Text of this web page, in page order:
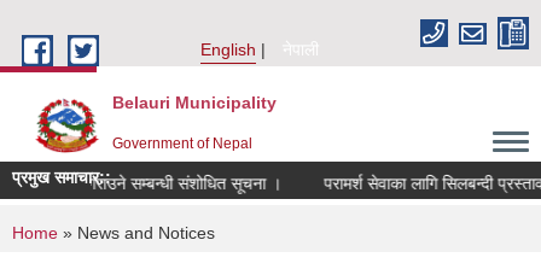
English
नेपाली
Belauri Municipality
Government of Nepal
प्रमुख समाचार::
दर्ता गराउने सम्बन्धी संशोधित सूचना । परामर्श सेवाका लागि सिलबन्दी प्रस्ताव
You are here
Home » News and Notices